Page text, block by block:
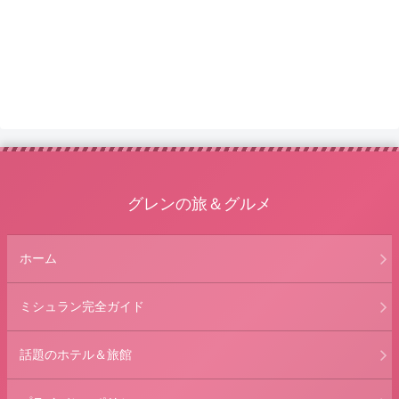
グレンの旅＆グルメ
ホーム
ミシュラン完全ガイド
話題のホテル＆旅館